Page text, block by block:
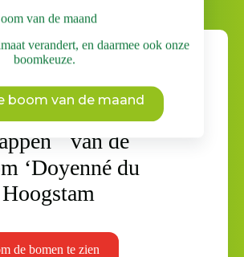
van de maand
verandert, en daarmee ook onze
boomkeuze.
boom van de maand
van de
‘Doyenné du
de bomen te zien